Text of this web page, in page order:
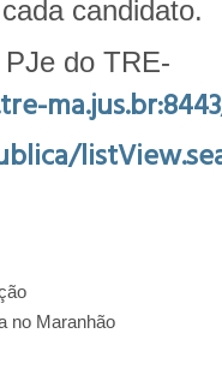
candidato.
do TRE-
no Maranhão